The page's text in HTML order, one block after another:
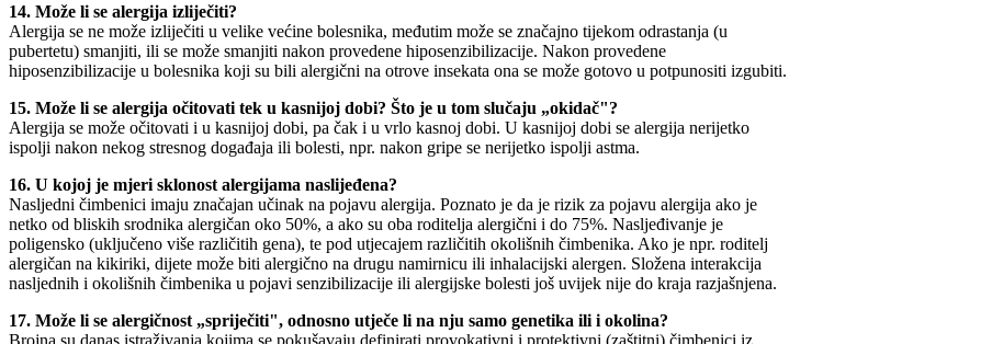
14. Može li se alergija izliječiti?
Alergija se ne može izliječiti u velike većine bolesnika, međutim može se značajno tijekom odrastanja (u
pubertetu) smanjiti, ili se može smanjiti nakon provedene hiposenzibilizacije. Nakon provedene
hiposenzibilizacije u bolesnika koji su bili alergični na otrove insekata ona se može gotovo u potpunositi izgubiti.
15. Može li se alergija očitovati tek u kasnijoj dobi? Što je u tom slučaju „okidač"?
Alergija se može očitovati i u kasnijoj dobi, pa čak i u vrlo kasnoj dobi. U kasnijoj dobi se alergija nerijetko
ispolji nakon nekog stresnog događaja ili bolesti, npr. nakon gripe se nerijetko ispolji astma.
16. U kojoj je mjeri sklonost alergijama naslijeđena?
Nasljedni čimbenici imaju značajan učinak na pojavu alergija. Poznato je da je rizik za pojavu alergija ako je
netko od bliskih srodnika alergičan oko 50%, a ako su oba roditelja alergični i do 75%. Nasljeđivanje je
poligensko (uključeno više različitih gena), te pod utjecajem različitih okolišnih čimbenika. Ako je npr. roditelj
alergičan na kikiriki, dijete može biti alergično na drugu namirnicu ili inhalacijski alergen. Složena interakcija
nasljednih i okolišnih čimbenika u pojavi senzibilizacije ili alergijske bolesti još uvijek nije do kraja razjašnjena.
17. Može li se alergičnost „spriječiti", odnosno utječe li na nju samo genetika ili i okolina?
Brojna su danas istraživanja kojima se pokušavaju definirati provokativni i protektivni (zaštitni) čimbenici iz